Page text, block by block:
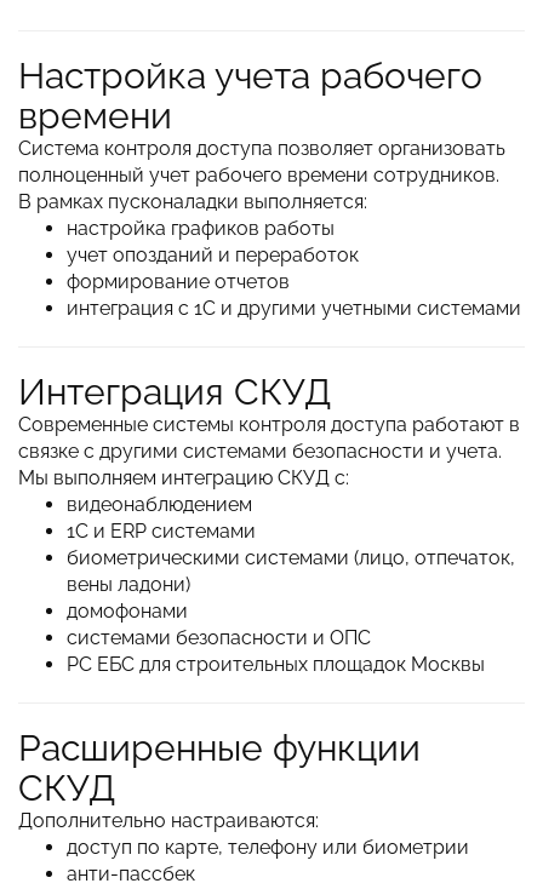
Настройка учета рабочего
времени
Система контроля доступа позволяет организовать
полноценный учет рабочего времени сотрудников.
В рамках пусконаладки выполняется:
настройка графиков работы
учет опозданий и переработок
формирование отчетов
интеграция с 1С и другими учетными системами
Интеграция СКУД
Современные системы контроля доступа работают в
связке с другими системами безопасности и учета.
Мы выполняем интеграцию СКУД с:
видеонаблюдением
1С и ERP системами
биометрическими системами (лицо, отпечаток,
вены ладони)
домофонами
системами безопасности и ОПС
РС ЕБС для строительных площадок Москвы
Расширенные функции
СКУД
Дополнительно настраиваются:
доступ по карте, телефону или биометрии
анти-пассбек